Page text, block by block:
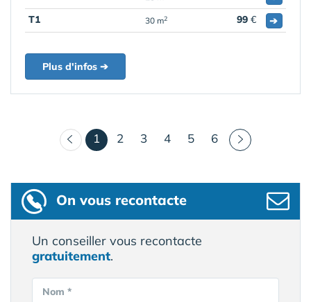
T1
30 m2 99 € ➔
Plus d'infos ➔
1 (courant)
2 3 4 5 6
On vous recontacte
Un conseiller vous recontacte
gratuitement.
Nom *